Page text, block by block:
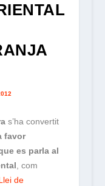
s’ha convertit
favor
es parla al
, com
de